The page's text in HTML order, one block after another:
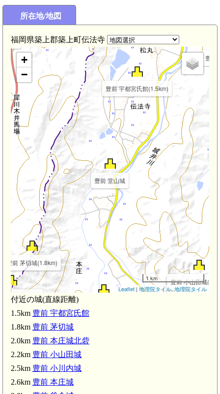
所在地/地図
福岡県築上郡築上町伝法寺
豊前 堂山城
豊前 宇都宮氏館(1.5km)
豊前 茅切城(1.8km)
豊前 本庄城北砦(2.0km)
豊前 小山田城
川内城(2.5km)
豊前 本庄城(2.6km)
豊前
+
−
1 km
Leaflet |地理院タイル, 地理院タイル
付近の城(直線距離)
1.5km 豊前 宇都宮氏館
1.8km 豊前 茅切城
2.0km 豊前 本庄城北砦
2.2km 豊前 小山田城
2.5km 豊前 小川内城
2.6km 豊前 本庄城